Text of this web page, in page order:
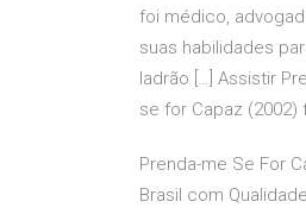
foi médico,
suas habilidades
ladrão […] Assistir
se for Capaz
Prenda-me Se For
Brasil com